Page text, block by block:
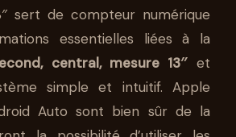
sert de compteur numérique
essentielles liées à la
central, mesure 13″et
simple et intuitif. Apple
Auto sont bien sûr de la